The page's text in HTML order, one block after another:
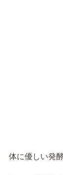
体に優しい発